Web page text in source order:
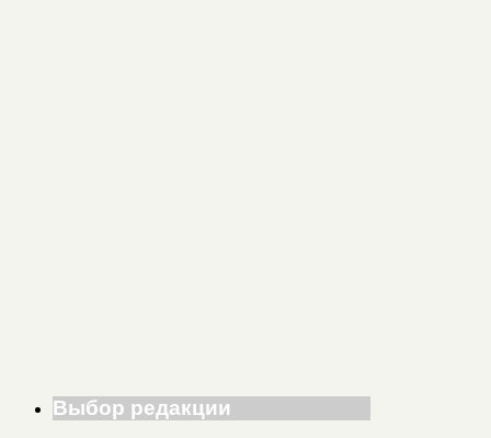
Выбор редакции